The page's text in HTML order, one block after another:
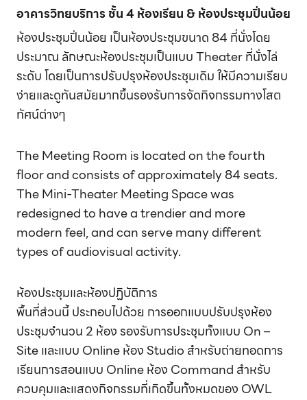
อาคารวิทยบริการ ชั้น 4 ห้องเรียน & ห้องประชุมปิ่นน้อย
ห้องประชุมปิ่นน้อย เป็นห้องประชุมขนาด 84 ที่นั่งโดย
ประมาณ ลักษณะห้องประชุมเป็นแบบ Theater ที่นั่งไล่
ระดับ โดยเป็นการปรับปรุงห้องประชุมเดิม ให้มีความเรียบ
ง่ายและดูทันสมัยมากขึ้นรองรับการจัดกิจกรรมทางโสต
ทัศน์ต่างๆ
The Meeting Room is located on the fourth
floor and consists of approximately 84 seats.
The Mini-Theater Meeting Space was
redesigned to have a trendier and more
modern feel, and can serve many different
types of audiovisual activity.
ห้องประชุมและห้องปฏิบัติการ
พื้นที่ส่วนนี้ ประกอบไปด้วย การออกแบบปรับปรุงห้อง
ประชุมจำนวน 2 ห้อง รองรับการประชุมทั้งแบบ On –
Site และแบบ Online ห้อง Studio สำหรับถ่ายทอดการ
เรียนการสอนแบบ Online ห้อง Command สำหรับ
ควบคุมและแสดงกิจกรรมที่เกิดขึ้นทั้งหมดของ OWL